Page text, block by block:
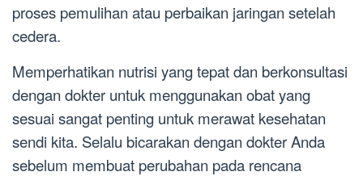
proses pemulihan atau perbaikan jaringan setelah
cedera.
Memperhatikan nutrisi yang tepat dan berkonsultasi
dengan dokter untuk menggunakan obat yang
sesuai sangat penting untuk merawat kesehatan
sendi kita. Selalu bicarakan dengan dokter Anda
sebelum membuat perubahan pada rencana